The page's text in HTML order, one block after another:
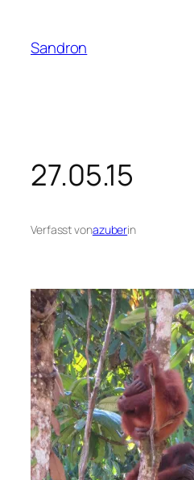
springen
Sandron
27.05.15
Verfasst vonazuberin